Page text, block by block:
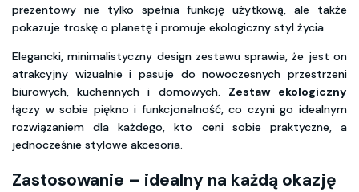
prezentowy nie tylko spełnia funkcję użytkową, ale także
pokazuje troskę o planetę i promuje ekologiczny styl życia.
Elegancki, minimalistyczny design zestawu sprawia, że jest on
atrakcyjny wizualnie i pasuje do nowoczesnych przestrzeni
biurowych, kuchennych i domowych. Zestaw ekologiczny
łączy w sobie piękno i funkcjonalność, co czyni go idealnym
rozwiązaniem dla każdego, kto ceni sobie praktyczne, a
jednocześnie stylowe akcesoria.
Zastosowanie – idealny na każdą okazję